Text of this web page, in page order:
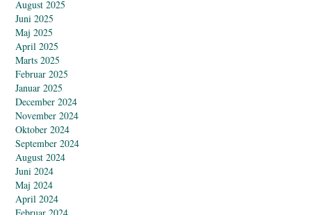
August 2025
Juni 2025
Maj 2025
April 2025
Marts 2025
Februar 2025
Januar 2025
December 2024
November 2024
Oktober 2024
September 2024
August 2024
Juni 2024
Maj 2024
April 2024